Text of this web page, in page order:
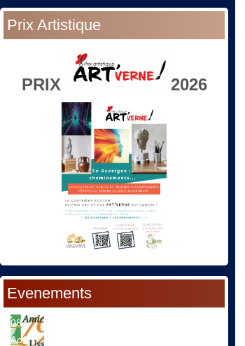
Prix Artistique
PRIX 2026
Evenements
08
Aoû